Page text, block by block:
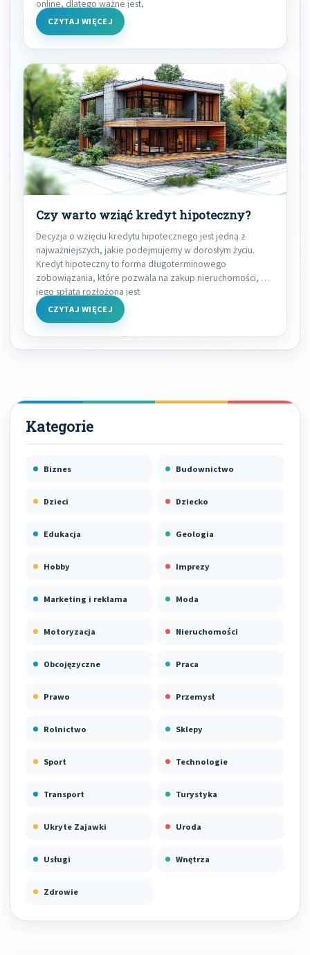
online, dlatego ważne jest,
CZYTAJ WIĘCEJ
Czy warto wziąć kredyt hipoteczny?
Decyzja o wzięciu kredytu hipotecznego jest jedną z
najważniejszych, jakie podejmujemy w dorosłym życiu.
Kredyt hipoteczny to forma długoterminowego
zobowiązania, które pozwala na zakup nieruchomości, a
jego spłata rozłożona jest
CZYTAJ WIĘCEJ
Biznes Budownictwo
Dzieci Dziecko
Edukacja Geologia
Hobby Imprezy
Marketing i reklama Moda
Motoryzacja Nieruchomości
Obcojęzyczne Praca
Prawo Przemysł
Rolnictwo Sklepy
Sport Technologie
Transport Turystyka
Ukryte Zajawki Uroda
Usługi Wnętrza
Zdrowie